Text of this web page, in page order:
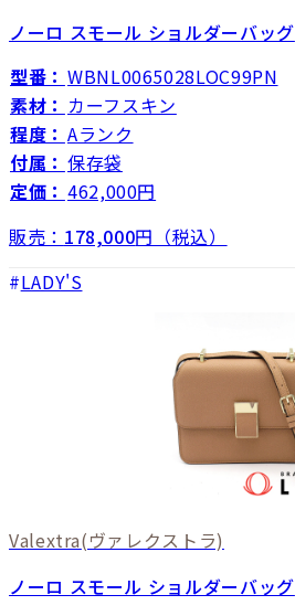
ノーロ スモール ショルダーバッグ
型番： WBNL0065028LOC99PN
素材： カーフスキン
程度： Aランク
付属： 保存袋
定価： 462,000円
販売： 178,000円（税込）
LADY'S
Valextra(ヴァレクストラ)
ノーロ スモール ショルダーバッグ